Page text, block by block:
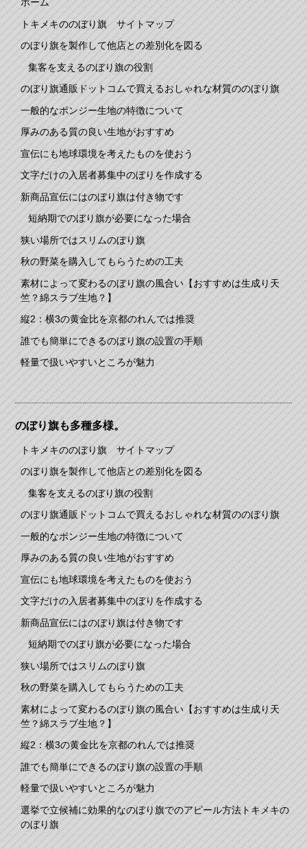
ホーム
トキメキののぼり旗 サイトマップ
のぼり旗を製作して他店との差別化を図る
集客を支えるのぼり旗の役割
のぼり旗通販ドットコムで買えるおしゃれな材質ののぼり旗
一般的なポンジー生地の特徴について
厚みのある質の良い生地がおすすめ
宣伝にも地球環境を考えたものを使おう
文字だけの入居者募集中のぼりを作成する
新商品宣伝にはのぼり旗は付き物です
短納期でのぼり旗が必要になった場合
狭い場所ではスリムのぼり旗
秋の野菜を購入してもらうための工夫
素材によって変わるのぼり旗の風合い【おすすめは生成り天
竺？綿スラブ生地？】
縦2：横3の黄金比を京都のれんでは推奨
誰でも簡単にできるのぼり旗の設置の手順
軽量で扱いやすいところが魅力
のぼり旗も多種多様。
トキメキののぼり旗 サイトマップ
のぼり旗を製作して他店との差別化を図る
集客を支えるのぼり旗の役割
のぼり旗通販ドットコムで買えるおしゃれな材質ののぼり旗
一般的なポンジー生地の特徴について
厚みのある質の良い生地がおすすめ
宣伝にも地球環境を考えたものを使おう
文字だけの入居者募集中のぼりを作成する
新商品宣伝にはのぼり旗は付き物です
短納期でのぼり旗が必要になった場合
狭い場所ではスリムのぼり旗
秋の野菜を購入してもらうための工夫
素材によって変わるのぼり旗の風合い【おすすめは生成り天
竺？綿スラブ生地？】
縦2：横3の黄金比を京都のれんでは推奨
誰でも簡単にできるのぼり旗の設置の手順
軽量で扱いやすいところが魅力
選挙で立候補に効果的なのぼり旗でのアピール方法トキメキの
のぼり旗